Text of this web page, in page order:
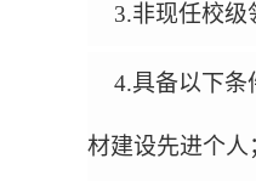
3.非现任校级
4.具备以下条
材建设先进个人